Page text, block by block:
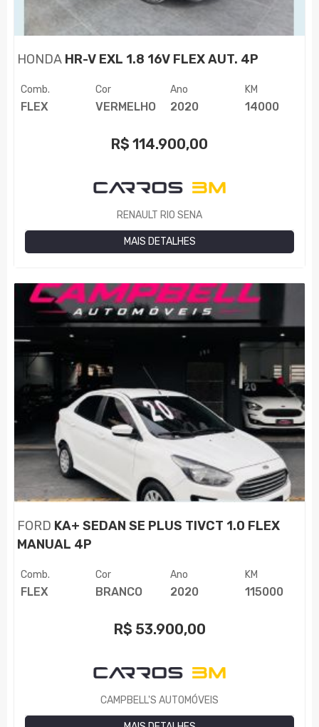
HONDA HR-V EXL 1.8 16V FLEX AUT. 4P
Comb.
FLEX
Cor
VERMELHO
Ano
2020
KM
14000
R$ 114.900,00
RENAULT RIO SENA
MAIS DETALHES
FORD KA+ SEDAN SE PLUS TIVCT 1.0 FLEX
MANUAL 4P
Comb.
FLEX
Cor
BRANCO
Ano
2020
KM
115000
R$ 53.900,00
CAMPBELL'S AUTOMÓVEIS